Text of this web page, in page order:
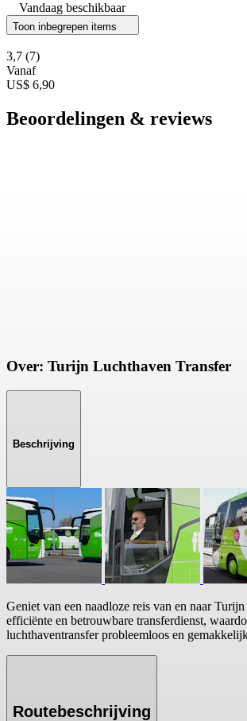
Vandaag beschikbaar
Toon inbegrepen items
3,7 (7)
Vanaf
US$ 6,90
Beoordelingen & reviews
Over: Turijn Luchthaven Transfer
Beschrijving
Geniet van een naadloze reis van en naar
efficiënte en betrouwbare transferdienst,
luchthaventransfer probleemloos en
Routebeschrijving